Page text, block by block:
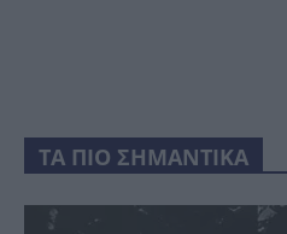
ΤΑ ΠΙΟ ΣΗΜΑΝΤΙΚΑ